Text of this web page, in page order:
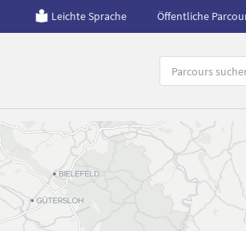
Leichte Sprache Öffentliche